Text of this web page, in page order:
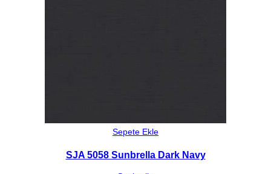
Sepete Ekle
SJA 5058 Sunbrella Dark Navy